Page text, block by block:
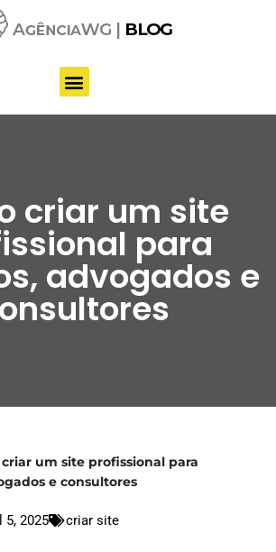
criar um site
para
advogados e
um site profissional para
e consultores
5, 2025 criar site